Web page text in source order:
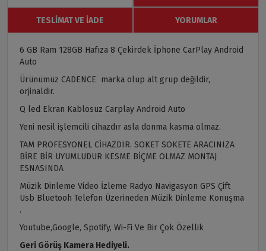
TESLIMAT VE İADE YORUMLAR
6 GB Ram 128GB Hafıza 8 Çekirdek İphone CarPlay Android
Auto
Ürünümüz CADENCE marka olup alt grup değildir,
orjinaldir.
Q led Ekran Kablosuz Carplay Android Auto
Yeni nesil işlemcili cihazdır asla donma kasma olmaz.
TAM PROFESYONEL CİHAZDIR. SOKET SOKETE ARACINIZA
BİRE BİR UYUMLUDUR KESME BİÇME OLMAZ MONTAJ
ESNASINDA
Müzik Dinleme Video İzleme Radyo Navigasyon GPS Çift
Usb Bluetooh Telefon Üzerineden Müzik Dinleme Konuşma
.
Youtube,Google, Spotify, Wi-Fi Ve Bir Çok Özellik
Geri Görüş Kamera Hediyeli.